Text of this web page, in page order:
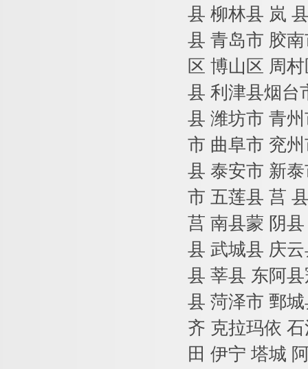
县 柳林县 岚
县 青岛市 胶
区 博山区 周
县 利津县烟台
县 潍坊市 青
市 曲阜市 兖
县 泰安市 新
市 五莲县 莒
莒 南县蒙 阴
县 武城县 庆
县 莘县 东阿
县 菏泽市 鄄
齐 克拉玛依
田 伊宁 塔城